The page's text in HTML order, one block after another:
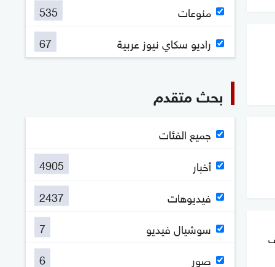
منوعات
535
راديو سكاي نيوز عربية
67
بحث متقدم
جميع الفئات
أخبار
4905
فيديوهات
2437
سوشيال فيديو
7
صور
6